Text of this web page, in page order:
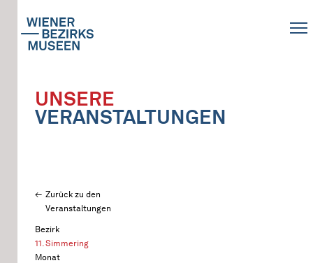
UNSERE
VERANSTALTUNGEN
Zurück zu den
Veranstaltungen
Bezirk
11. Simmering
Monat